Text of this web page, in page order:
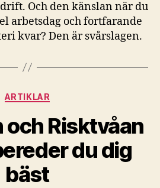
Och den känslan när du
arbetsdag och fortfarande
kvar? Den är svårslagen.
Kategorier
ARTIKLAR
och Risktvåan
du dig
bäst